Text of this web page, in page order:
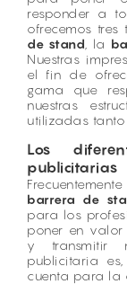
responder a
ofrecemos
de stand , la
Nuestras
el fin de
gama que
nuestras
utilizadas tanto
Los
publicitarias
barrera de
para los
poner en
y transmitir
publicitaria
cuenta para la